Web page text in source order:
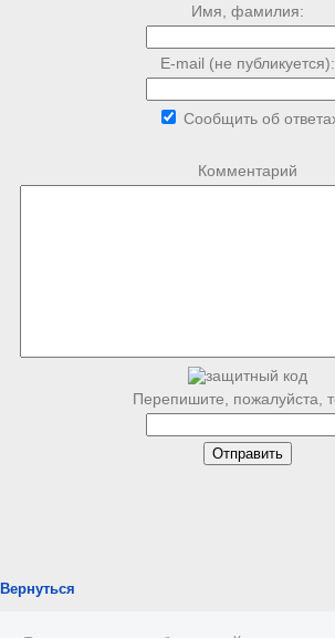
Имя, фамилия:
E-mail (не публикуется):
Сообщить об
Комментарий
Перепишите, пожалуйста,
Вернуться